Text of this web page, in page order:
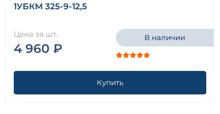
1УБКМ 325-9-12,5
Цена за шт.
4 960 ₽
В наличии
Купить